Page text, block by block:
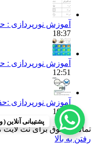
آموزش نورپردازی :
18:37
آموزش نورپردازی :
12:51
آموزش نورپردازی
16:13
تمامی حقوق برای نت لایت
رفتن به بالا
پشتیبانی آنلاین